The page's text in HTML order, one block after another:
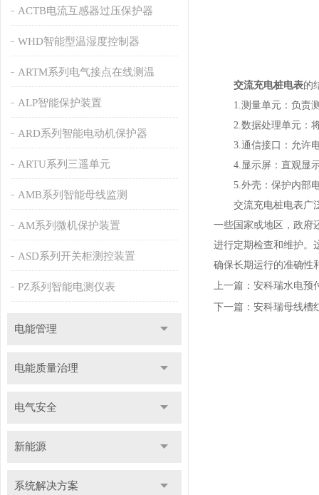
ACTB电流互感器过压保护器
WHD智能型温湿度控制器
ARTM系列电气接点在线测温
ALP智能保护装置
ARD系列智能电动机保护器
ARTU系列三遥单元
AMB系列智能母线监测
AM系列微机保护装置
ASD系列开关柜测控装置
PZ系列智能电测仪表
电能管理
电能质量治理
电气安全
新能源
系统解决方案
交流充电桩电表的
1.测量单元：负责测
2.数据处理单元：将
3.通信接口：允许电
4.显示屏：直观显示
5.外壳：保护内部电
交流充电桩电表广泛
一些国家或地区，政府
进行定期检查和维护。
确保长期运行的准确性
上一篇： 安科瑞水电预
下一篇： 安科瑞母线槽